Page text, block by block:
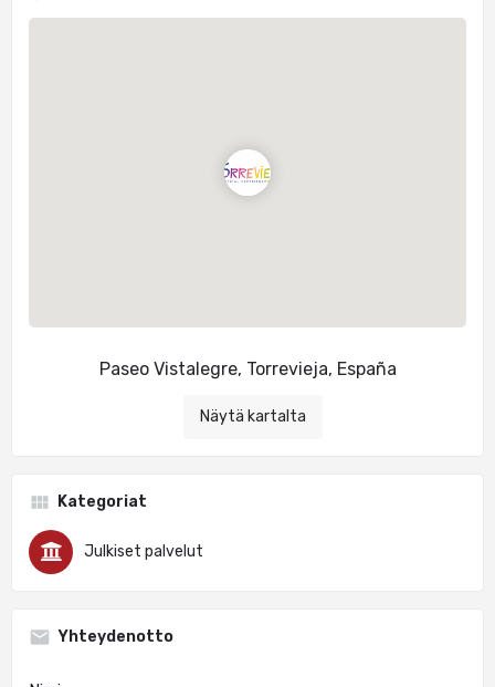
Paseo Vistalegre, Torrevieja, España
Näytä kartalta
Kategoriat
Julkiset palvelut
Yhteydenotto